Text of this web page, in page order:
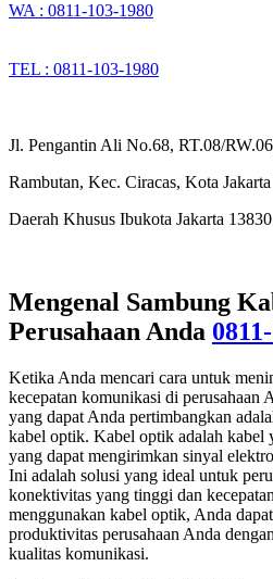
WA : 0811-103-1980
TEL : 0811-103-1980
Jl. Pengantin Ali No.68, RT.08/
Rambutan, Kec. Ciracas, Kota
Daerah Khusus Ibukota Jakarta 13830
Mengenal Sambung
Perusahaan Anda
Ketika Anda mencari cara untuk
kecepatan komunikasi di perusahaan
yang dapat Anda pertimbangkan
kabel optik. Kabel optik adalah kabel
yang dapat mengirimkan sinyal
Ini adalah solusi yang ideal untuk
konektivitas yang tinggi dan
menggunakan kabel optik, Anda
produktivitas perusahaan Anda
kualitas komunikasi.